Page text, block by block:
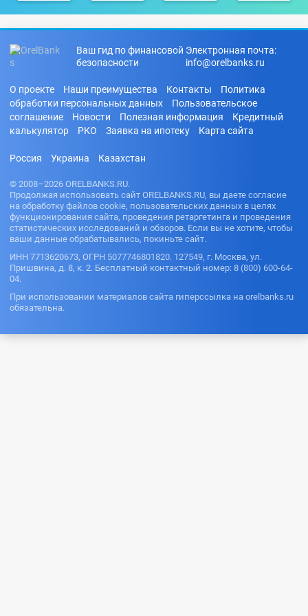
Ваш гид по финансовой
безопасности
Электронная почта:
info@orelbanks.ru
О проекте Наши преимущества Контакты
Политика
обработки персональных данных
Пользовательское
соглашение
Новости Полезная информация
Кредитный
калькулятор
РКО Заявка на ипотеку Карта сайта
Россия Украина Казахстан
© 2008–2026 ORELBANKS.RU.
Продолжая использовать сайт ORELBANKS.RU, вы даете согласие
на обработку файлов cookie, пользовательских данных в целях
функционирования сайта, проведения ретаргетинга и проведения
статистических исследований и обзоров. Если вы не хотите, чтобы
ваши данные обрабатывались, покиньте сайт.
ИНН 7713620673, ОГРН 5077746801820. 127549, г. Москва, ул.
Пришвина, д. 8, к. 2. Бесплатный контактный номер: 8 (800) 600-64-
04.
При использовании материалов сайта гиперссылка на orelbanks.ru
обязательна.